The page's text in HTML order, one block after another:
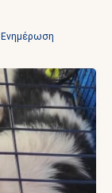
Ενημέρωση